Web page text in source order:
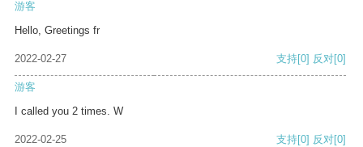
游客
Hello, Greetings fr
2022-02-27 支持[0] 反对[0]
游客
I called you 2 times. W
2022-02-25 支持[0] 反对[0]